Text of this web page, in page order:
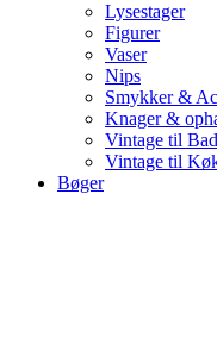
Lysestager
Figurer
Vaser
Nips
Smykker &
Knager &
Vintage til
Vintage til
Bøger